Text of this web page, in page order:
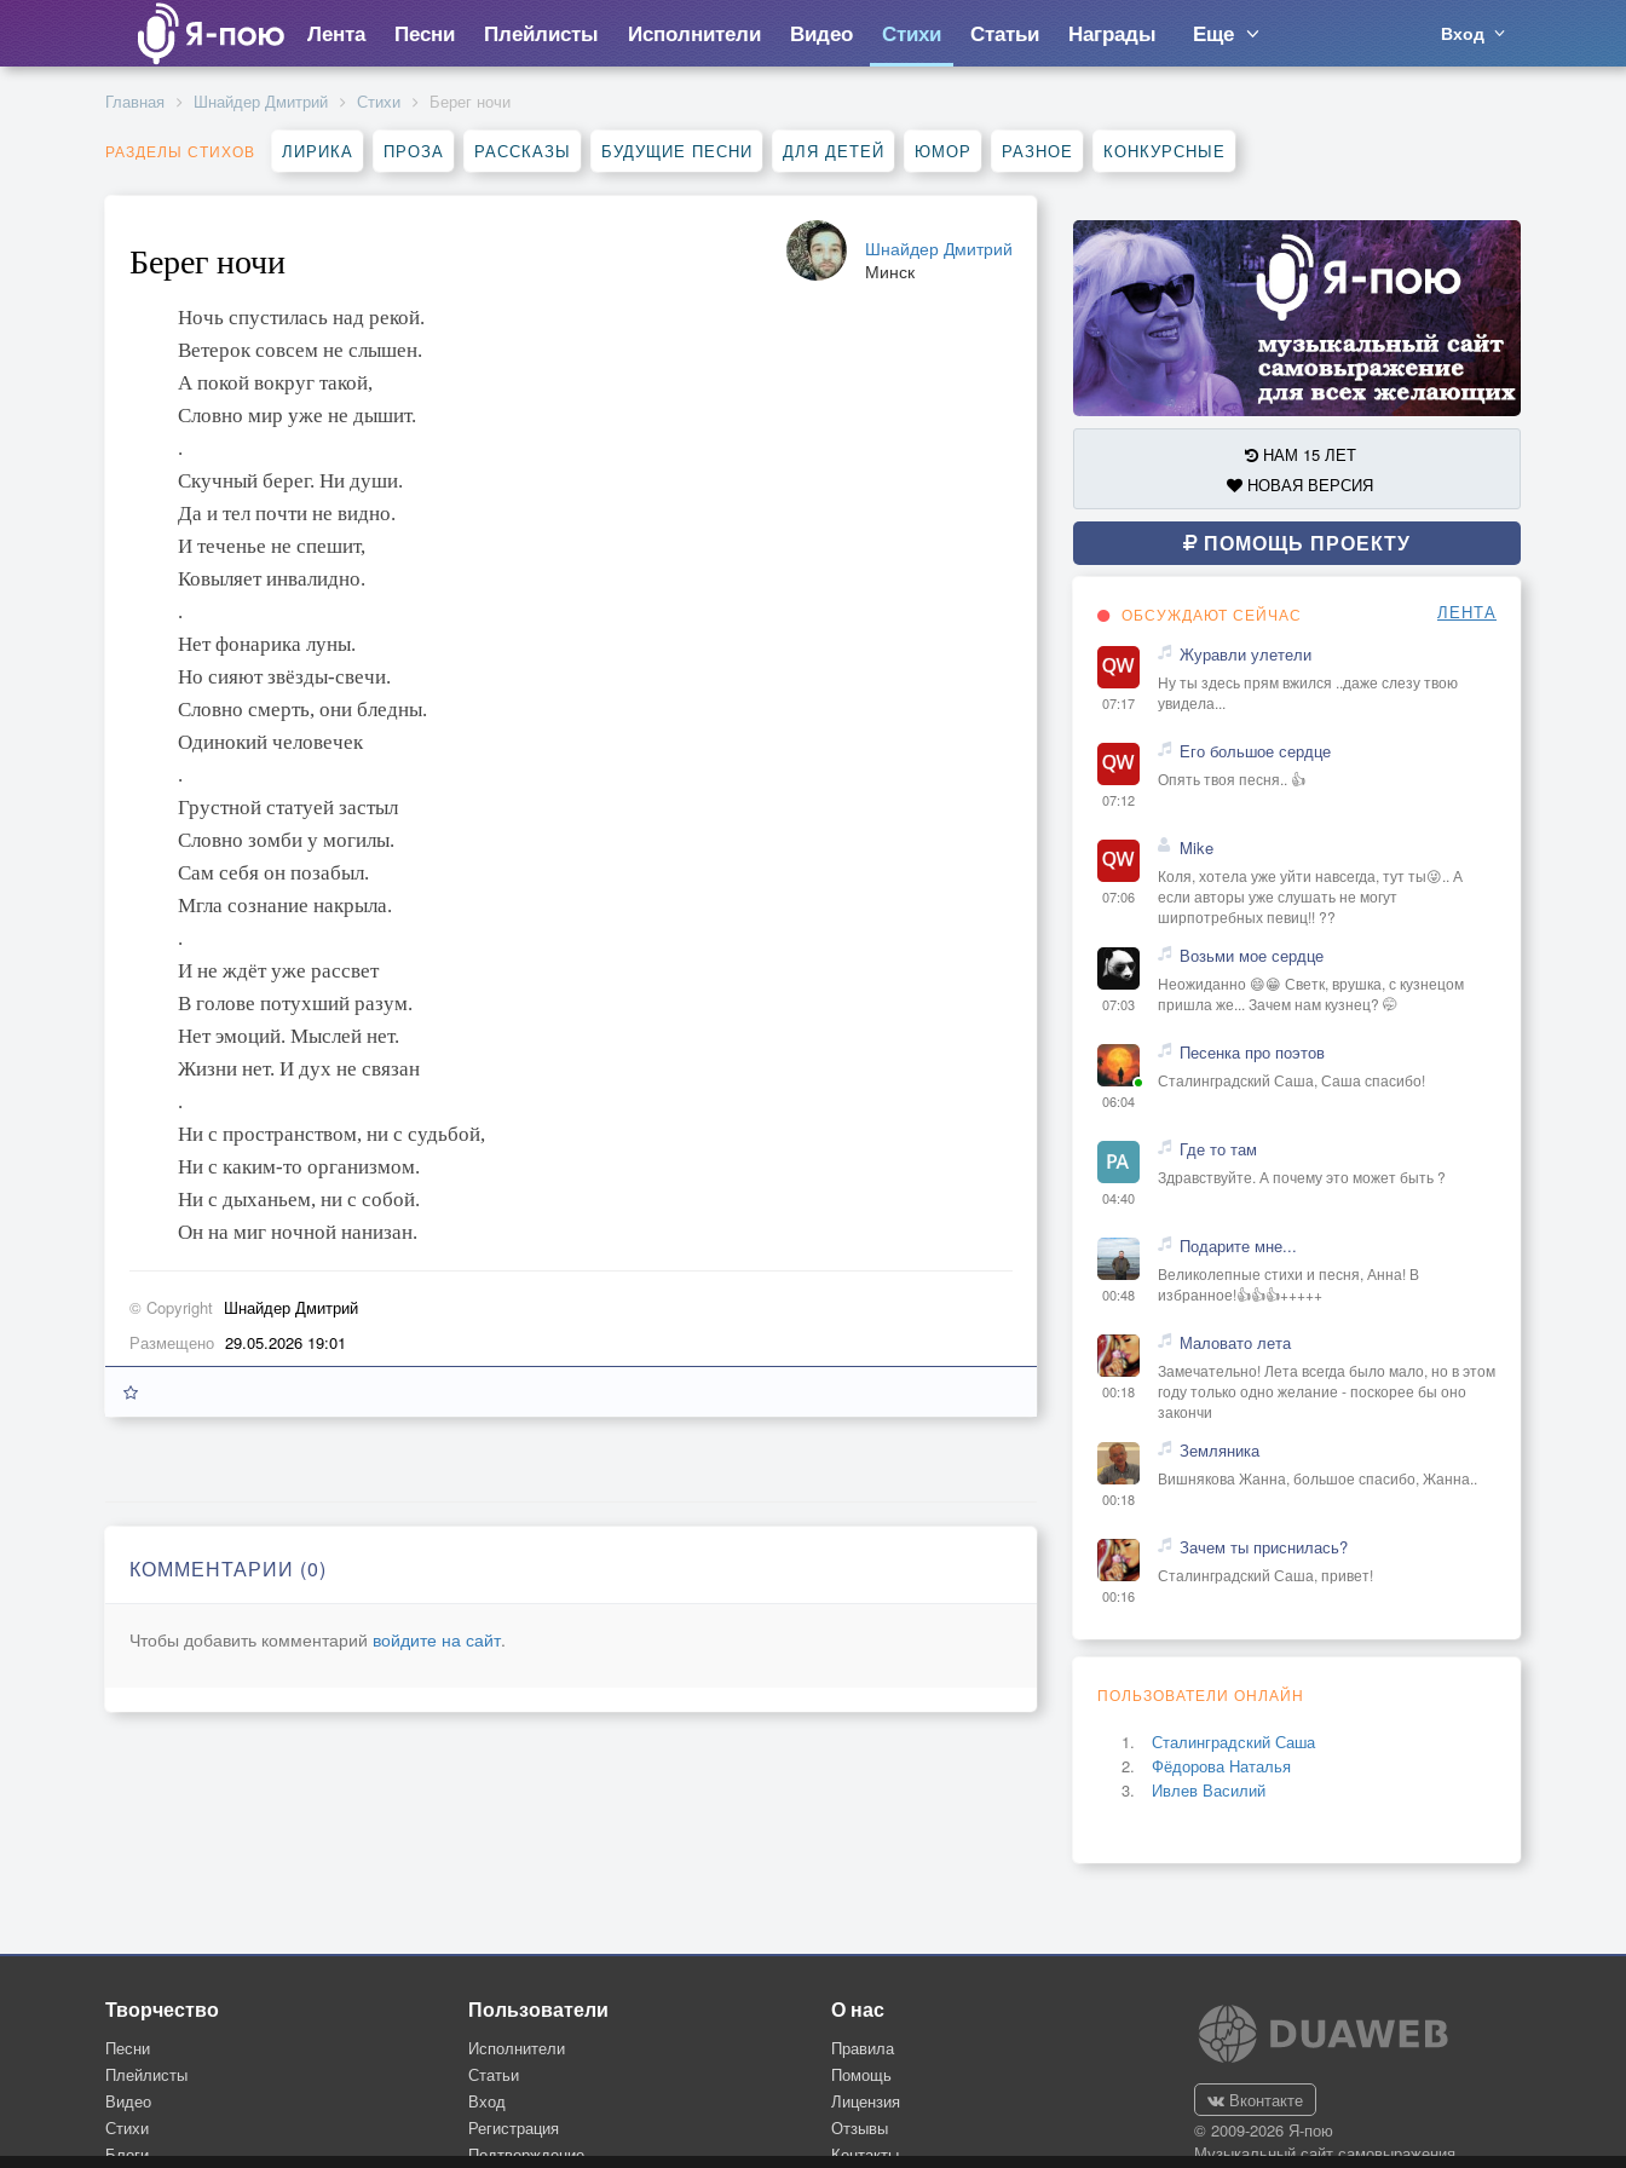
Лента Песни Плейлисты Исполнители Видео Стихи Статьи Награды Еще Вход
Главная Шнайдер Дмитрий Стихи Берег ночи
РАЗДЕЛЫ СТИХОВ ЛИРИКА ПРОЗА РАССКАЗЫ БУДУЩИЕ ПЕСНИ ДЛЯ ДЕТЕЙ ЮМОР РАЗНОЕ КОНКУРСНЫЕ
Берег ночи
Шнайдер Дмитрий
Минск
Ночь спустилась над рекой.
Ветерок совсем не слышен.
А покой вокруг такой,
Словно мир уже не дышит.
.
Скучный берег. Ни души.
Да и тел почти не видно.
И теченье не спешит,
Ковыляет инвалидно.
.
Нет фонарика луны.
Но сияют звёзды-свечи.
Словно смерть, они бледны.
Одинокий человечек
.
Грустной статуей застыл
Словно зомби у могилы.
Сам себя он позабыл.
Мгла сознание накрыла.
.
И не ждёт уже рассвет
В голове потухший разум.
Нет эмоций. Мыслей нет.
Жизни нет. И дух не связан
.
Ни с пространством, ни с судьбой,
Ни с каким-то организмом.
Ни с дыханьем, ни с собой.
Он на миг ночной нанизан.
© Copyright Шнайдер Дмитрий
Размещено 29.05.2026 19:01
КОММЕНТАРИИ (0)
Чтобы добавить комментарий войдите на сайт.
НАМ 15 ЛЕТ
НОВАЯ ВЕРСИЯ
ПОМОЩЬ ПРОЕКТУ
ОБСУЖДАЮТ СЕЙЧАС ЛЕНТА
07:17
Журавли улетели
Ну ты здесь прям вжился ..даже слезу твою
увидела...
07:12
Его большое сердце
Опять твоя песня.. 👍
07:06
Mike
Коля, хотела уже уйти навсегда, тут ты😜.. А
если авторы уже слушать не могут
ширпотребных певиц!! ??
07:03
Возьми мое сердце
Неожиданно 😄😁 Светк, врушка, с кузнецом
пришла же... Зачем нам кузнец? 🤭
06:04
Песенка про поэтов
Сталинградский Саша, Саша спасибо!
04:40
Где то там
Здравствуйте. А почему это может быть ?
00:48
Подарите мне...
Великолепные стихи и песня, Анна! В
избранное!👍👍👍+++++
00:18
Маловато лета
Замечательно! Лета всегда было мало, но в этом
году только одно желание - поскорее бы оно
закончи
00:18
Земляника
Вишнякова Жанна, большое спасибо, Жанна..
00:16
Зачем ты приснилась?
Сталинградский Саша, привет!
ПОЛЬЗОВАТЕЛИ ОНЛАЙН
Сталинградский Саша
Фёдорова Наталья
Ивлев Василий
Творчество
Песни
Плейлисты
Видео
Стихи
Блоги
Пользователи
Исполнители
Статьи
Вход
Регистрация
Подтверждение
О нас
Правила
Помощь
Лицензия
Отзывы
Контакты
Вконтакте
© 2009-2026 Я-пою
Музыкальный сайт самовыражения